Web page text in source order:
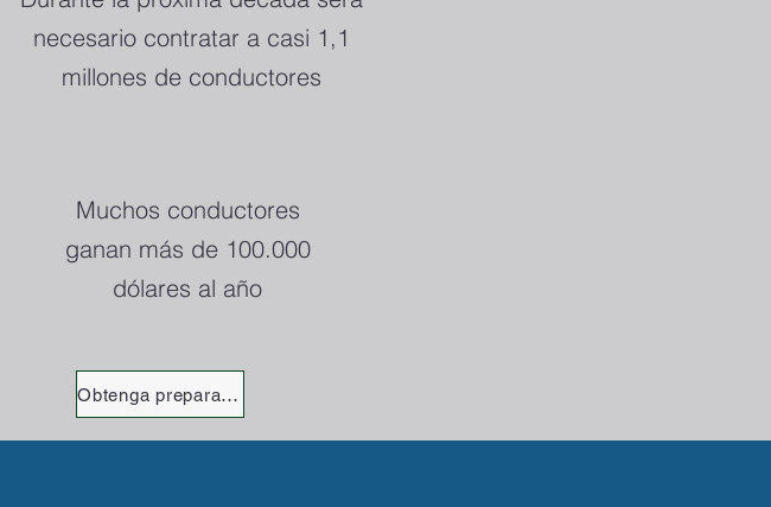
necesario contratar a casi 1,1
millones de conductores
Muchos conductores
ganan más de 100.000
dólares al año
Obtenga preparación para el permiso